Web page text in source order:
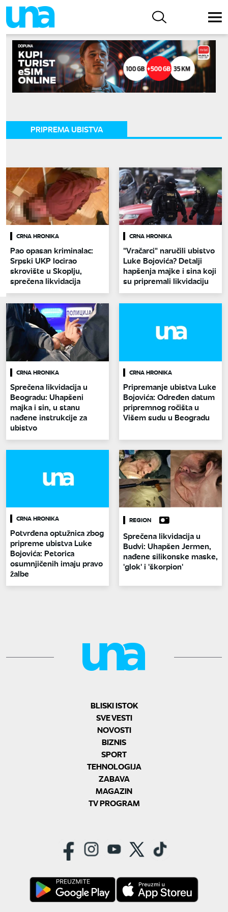
PRIPREMA UBISTVA
CRNA HRONIKA
Pao opasan kriminalac:
Srpski UKP locirao
skrovište u Skoplju,
sprečena likvidacija
CRNA HRONIKA
"Vračarci" naručili ubistvo
Luke Bojovića? Detalji
hapšenja majke i sina koji
su pripremali likvidaciju
CRNA HRONIKA
Sprečena likvidacija u
Beogradu: Uhapšeni
majka i sin, u stanu
nađene instrukcije za
ubistvo
CRNA HRONIKA
Pripremanje ubistva Luke
Bojovića: Određen datum
pripremnog ročišta u
Višem sudu u Beogradu
CRNA HRONIKA
Potvrđena optužnica zbog
pripreme ubistva Luke
Bojovića: Petorica
osumnjičenih imaju pravo
žalbe
REGION
Sprečena likvidacija u
Budvi: Uhapšen Jermen,
nađene silikonske maske,
'glok' i 'škorpion'
BLISKI ISTOK
SVE VESTI
NOVOSTI
BIZNIS
SPORT
TEHNOLOGIJA
ZABAVA
MAGAZIN
TV PROGRAM